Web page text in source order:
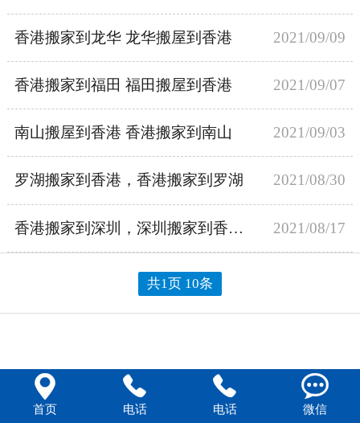
搬家流程
联系我们
香港搬家到龙华 龙华搬屋到香港 2021/09/09
香港搬家到福田 福田搬屋到香港 2021/09/07
南山搬屋到香港 香港搬家到南山 2021/09/03
罗湖搬家到香港，香港搬家到罗湖 2021/08/30
香港搬家到深圳，深圳搬家到香港，香港搬家到内地 2021/08/17
共1页 10条

首页

电话

电话

微信